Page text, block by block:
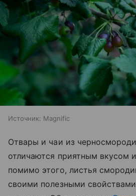
Источник: Magnific
Отвары и чаи из
отличаются приятным вкусом
помимо этого, листья
своими полезными